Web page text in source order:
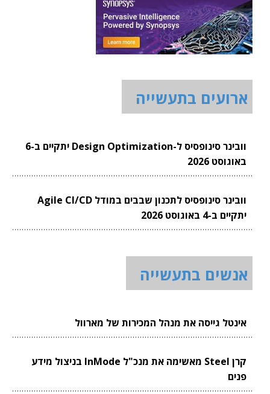
ארועים בתעשייה
וובינר סינופסיס ל-Design Optimization יתקיים ב-6
באוגוסט 2026
וובינר סינופסיס לתכנון שבבים במודל Agile CI/CD
יתקיים ב-4 באוגוסט 2026
אנשים בתעשייה
אינטל גייסה את מנהל המכירות של מארוול
קרן Steel מאשימה את מנכ"ל InMode בניצול מידע
פנים